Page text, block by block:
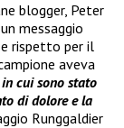
blogger, Peter
messaggio
e rispetto per il
aveva
cui sono stato
di dolore e la
Runggaldier